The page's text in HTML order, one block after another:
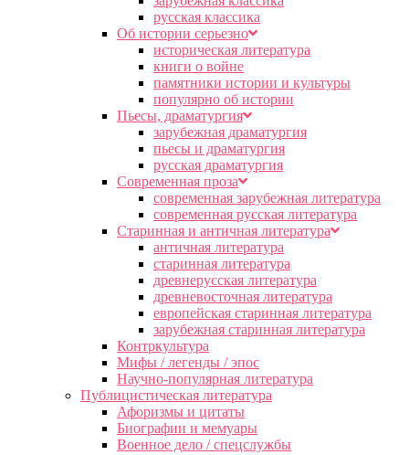
русская классика
Об истории серьезно
историческая литература
книги о войне
памятники истории и культуры
популярно об истории
Пьесы, драматургия
зарубежная драматургия
пьесы и драматургия
русская драматургия
Современная проза
современная зарубежная литература
современная русская литература
Старинная и античная литература
античная литература
старинная литература
древнерусская литература
древневосточная литература
европейская старинная литература
зарубежная старинная литература
Контркультура
Мифы / легенды / эпос
Научно-популярная литература
Публицистическая литература
Афоризмы и цитаты
Биографии и мемуары
Военное дело / спецслужбы